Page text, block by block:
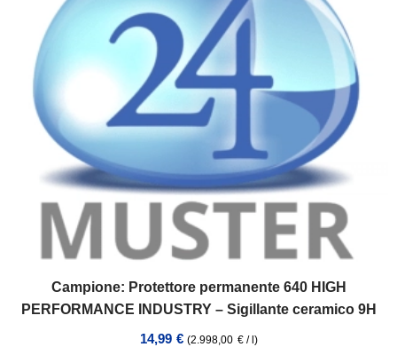
Campione: Protettore permanente 640 HIGH
PERFORMANCE INDUSTRY – Sigillante ceramico 9H
14,99 € (2.998,00 €/l)